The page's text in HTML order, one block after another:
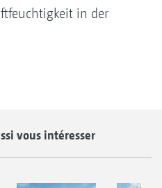
in der
vous intéresser